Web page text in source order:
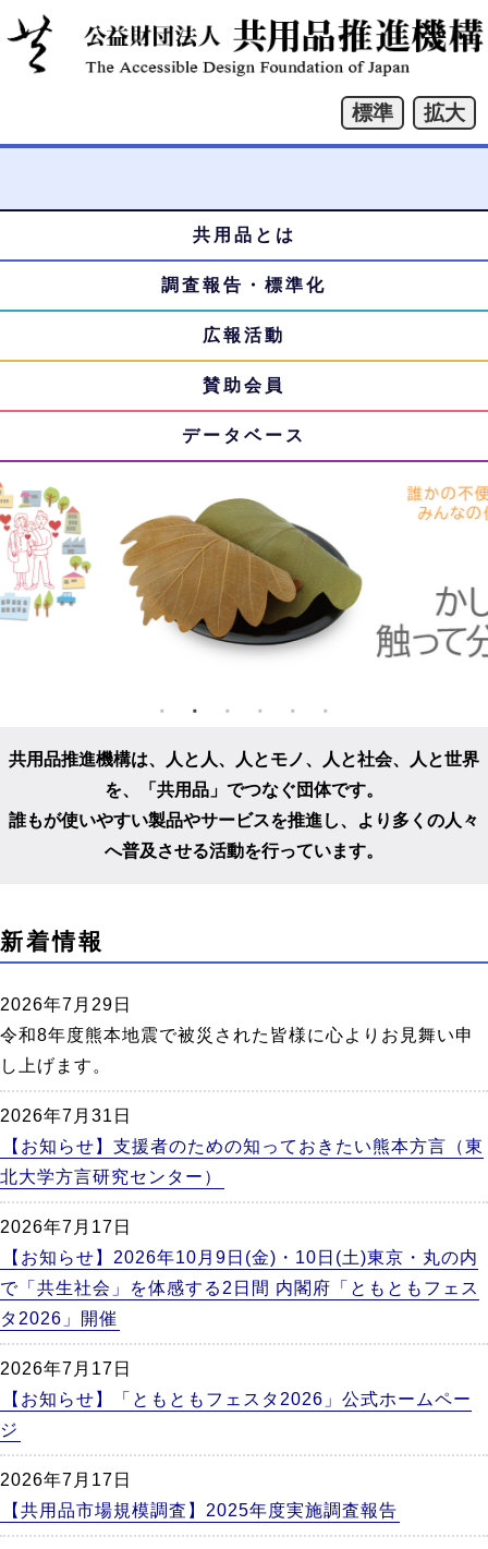
ャ
メ
ニ
ュ
ー
共用品とは
調査報告・標準化
広報活動
賛助会員
データベース
共用品推進機構は、人と人、人とモノ、人と社会、人と世界
を、
「共用品」でつなぐ団体です。
誰もが使いやすい製品やサービスを推進し、
より多くの人々
へ普及させる活動を行っています。
こ
こ
ら
新着情報
2026年7月29日
令和8年度熊本地震で被災された皆様に心よりお見舞い申
し上げます。
2026年7月31日
【お知らせ】支援者のための知っておきたい熊本方言（東
北大学方言研究センター）
2026年7月17日
【お知らせ】2026年10月9日(金)・10日(土)東京・丸の内
で「共生社会」を体感する2日間 内閣府「ともともフェス
タ2026」開催
2026年7月17日
【お知らせ】「ともともフェスタ2026」公式ホームペー
ジ
2026年7月17日
【共用品市場規模調査】2025年度実施調査報告